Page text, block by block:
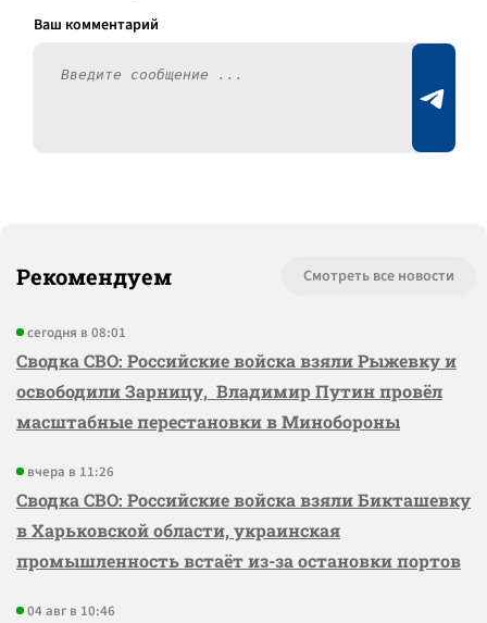
Рекомендуем Смотреть все новости
сегодня в 08:01
Сводка СВО: Российские войска взяли Рыжевку и
освободили Зарницу, Владимир Путин провёл
масштабные перестановки в Минобороны
вчера в 11:26
Сводка СВО: Российские войска взяли Бикташевку
в Харьковской области, украинская
промышленность встаёт из-за остановки портов
04 авг в 10:46